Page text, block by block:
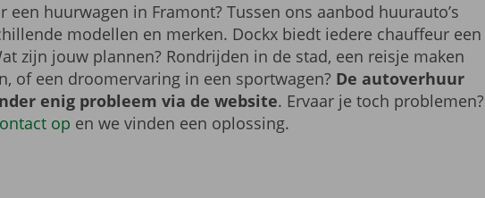
een huurwagen in Framont? Tussen ons aanbod huurauto’s
modellen en merken. Dockx biedt iedere chauffeur een
zijn jouw plannen? Rondrijden in de stad, een reisje maken
of een droomervaring in een sportwagen? De autoverhuur
enig probleem via de website. Ervaar je toch problemen?
op en we vinden een oplossing.